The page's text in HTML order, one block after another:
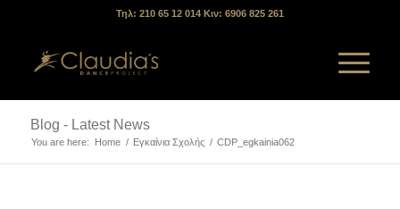
Τηλ: 210 65 12 014 Κιν: 6906 825 261
Blog - Latest News
You are here: Home / Εγκαίνια Σχολής / CDP_egkainia062